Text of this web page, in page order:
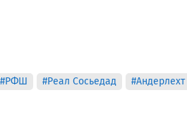
#РФШ #Реал Сосьедад
#Андерлехт